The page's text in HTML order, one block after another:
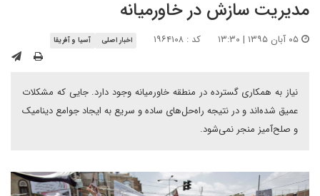
مدیریت سازش در خاورمیانه
کد : ۱۹۶۴۱۰۸ اخبار اصلی آسیا و آفریقا
نیاز به همکاری گسترده در منطقه خاورمیانه وجود دارد. جایی که مشکلات
عمیق شده‌اند و در نتیجه راه‌حل‌های ساده و سریع به ایجاد جوامع دینامیک
و صلح‌آمیز منجر نمی‌شود.